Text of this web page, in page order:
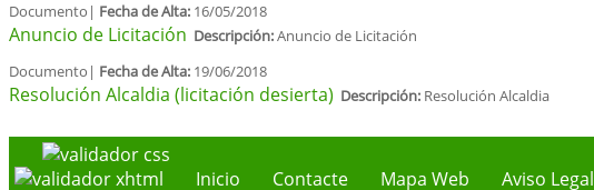
Documento| Fecha de Alta: 16/05/2018
Anuncio de Licitación Descripción:Anuncio de Licitación
Documento| Fecha de Alta: 19/06/2018
Resolución Alcaldia (licitación desierta) Descripción: Resolución Alcaldia
Inicio Contacte Mapa Web Aviso Legal